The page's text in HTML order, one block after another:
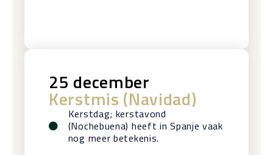
25 december
Kerstmis (Navidad)
Kerstdag; kerstavond
(Nochebuena) heeft in Spanje vaak
nog meer betekenis.